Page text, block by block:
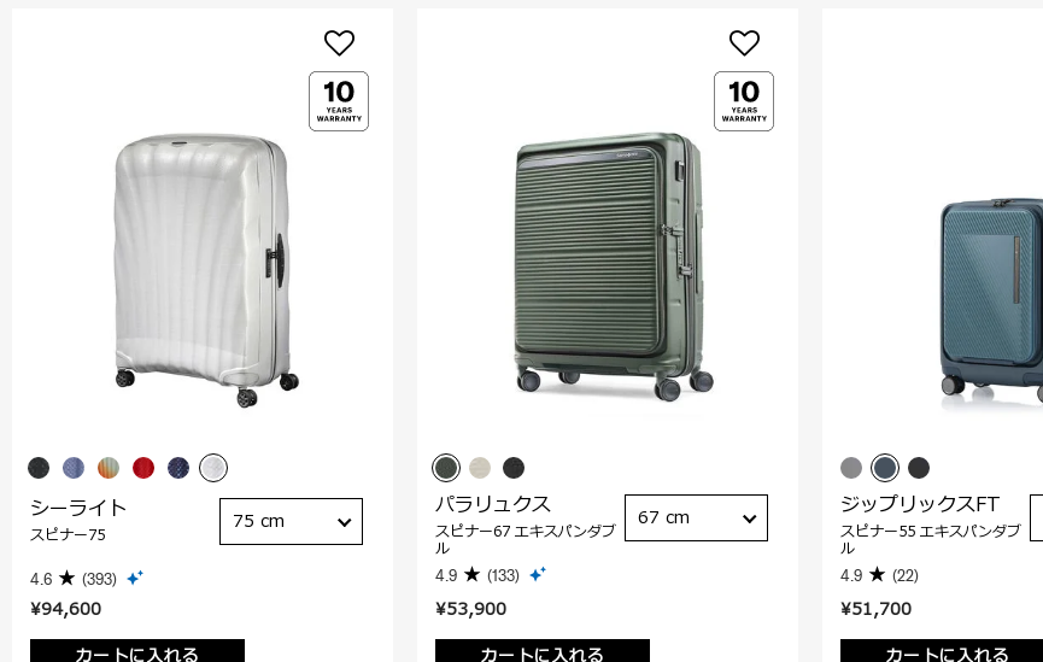
¥94,600
カートに入れる
シーライト
スピナー75
4.6 (393)
75 cm
¥53,900
カートに入れる
パラリュクス
スピナー67 エキスパンダブ
ル
4.9 (133)
67 cm
¥51,700
カートに入れる
ジップリックスFT
スピナー55 エキスパンダブ
ル
4.9 (22)